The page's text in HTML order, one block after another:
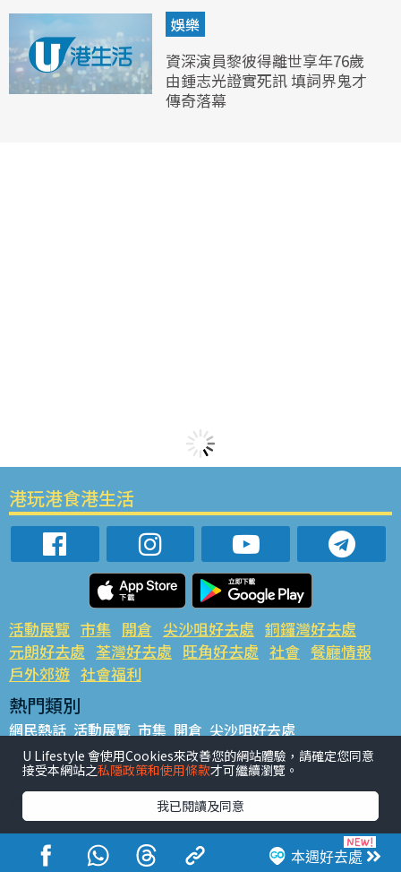
娛樂
資深演員黎彼得離世享年76歲
由鍾志光證實死訊 填詞界鬼才
傳奇落幕
本週好去處
港玩港食港生活
活動展覽 市集 開倉 尖沙咀好去處 銅鑼灣好去處
元朗好去處 荃灣好去處 旺角好去處 社會 餐廳情報
戶外郊遊 社會福利
熱門類別
網民熱話 活動展覽 市集 開倉 尖沙咀好去處
銅鑼灣好去處 元朗好去處 荃灣好去處 旺角好去處 社會
餐廳情報 戶外郊遊
熱門標籤
#UGO搵好去處 #人氣活動推介 #美食社群熱話
#親子玩樂好去處
#ULifestyle應用程式
#限時搶
U Lifestyle 會使用Cookies來改善您的網站體驗，請確定您同意
接受本網站之私隱政策和使用條款才可繼續瀏覽。
我已閱讀及同意